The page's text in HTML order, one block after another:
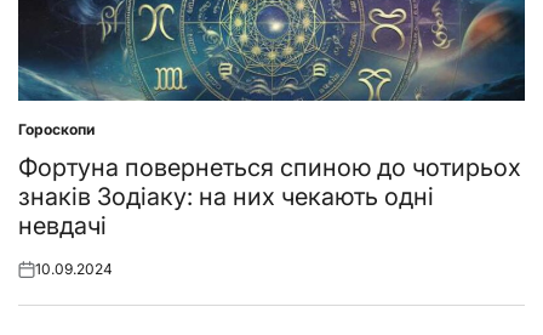
Posted
in
Гороскопи
Фортуна повернеться спиною до чотирьох
знаків Зодіаку: на них чекають одні
невдачі
Posted
10.09.2024